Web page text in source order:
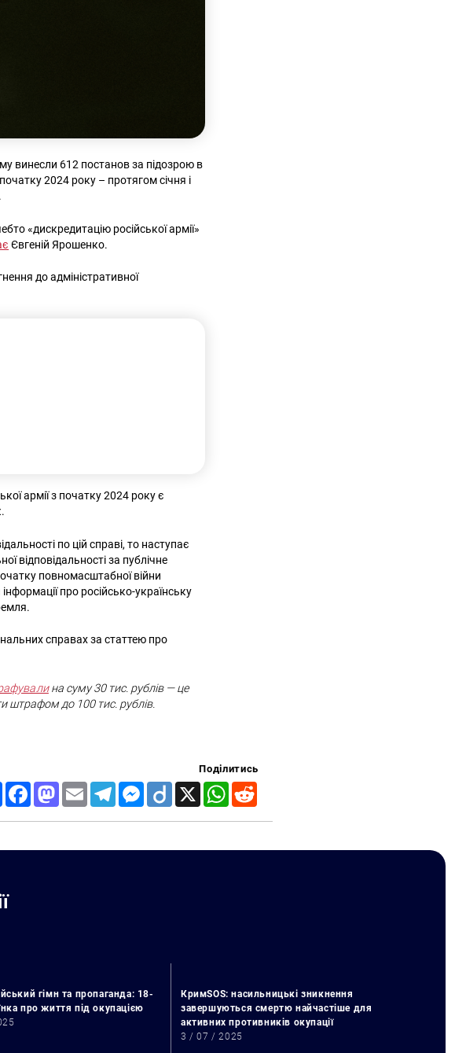
винесли 612 постанов за підозрою в
2024 року – протягом січня і
«дискредитацію російської армії»
Євгеній Ярошенко.
до адміністративної
армії з початку 2024 року є
по цій справі, то наступає
відповідальності за публічне
повномасштабної війни
про російсько-українську
справах за статтею про
на суму 30 тис. рублів — це
штрафом до 100 тис. рублів.
Поділитись
Share FacebookMastodon
Email TelegramMessenger
Diigo X WhatsApp
гімн та пропаганда: 18-
про життя під окупацією
КримSOS: насильницькі зникнення
завершуються смертю найчастіше для
активних противників окупації
3 / 07 / 2025